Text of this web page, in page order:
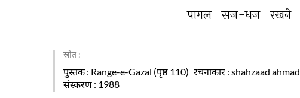
पागल
सज-धज रखने
स्रोत :
पुस्तक: Range-e-Gazal (पृष्ठ 110) रचनाकार : shahzaad ahmad
संस्करण : 1988